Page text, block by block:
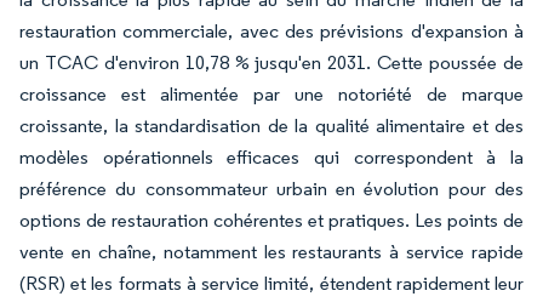
restauration commerciale, avec des prévisions d'expansion à
un TCAC d'environ 10,78 % jusqu'en 2031. Cette poussée de
croissance est alimentée par une notoriété de marque
croissante, la standardisation de la qualité alimentaire et des
modèles opérationnels efficaces qui correspondent à la
préférence du consommateur urbain en évolution pour des
options de restauration cohérentes et pratiques. Les points de
vente en chaîne, notamment les restaurants à service rapide
(RSR) et les formats à service limité, étendent rapidement leur